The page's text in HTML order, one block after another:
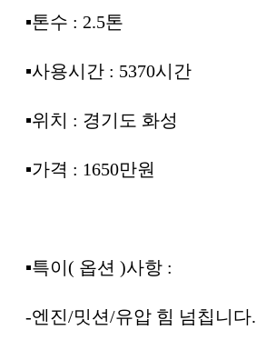
▪︎톤수 : 2.5톤
▪︎사용시간 : 5370시간
▪︎위치 : 경기도 화성
▪︎가격 : 1650만원
▪︎특이( 옵션 )사항 :
-엔진/밋션/유압 힘 넘칩니다.